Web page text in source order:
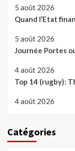
5 août 2026
Quand l’Etat
5 août 2026
Journée Portes
4 août 2026
Top 14 (rugby):
4 août 2026
Catégories